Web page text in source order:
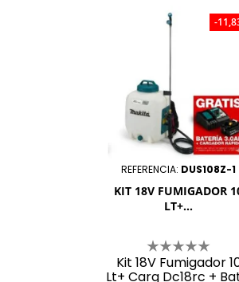
REFERENCIA: DUS108Z-1
KIT 18V FUMIGADOR
LT+...
Kit 18V Fumigador
Lt+ Carg Dc18rc +
-